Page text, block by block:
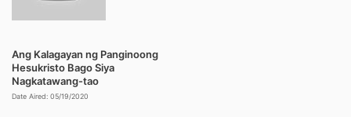
Ang Kalagayan ng Panginoong
Hesukristo Bago Siya
Nagkatawang-tao
Date Aired: 05/19/2020